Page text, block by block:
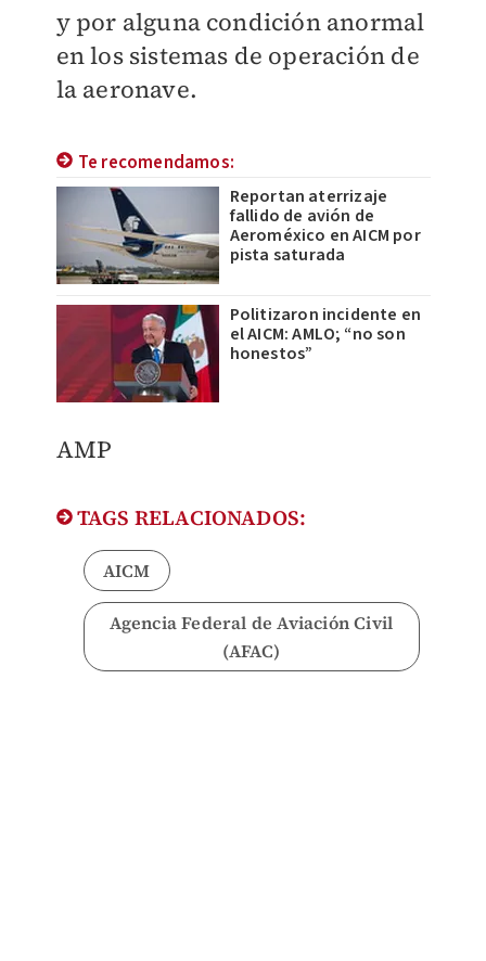
y por alguna condición anormal
en los sistemas de operación de
la aeronave.
Te recomendamos:
Reportan aterrizaje
fallido de avión de
Aeroméxico en AICM por
pista saturada
Politizaron incidente en
el AICM: AMLO; “no son
honestos”
AMP
TAGS RELACIONADOS:
AICM
Agencia Federal de Aviación Civil
(AFAC)